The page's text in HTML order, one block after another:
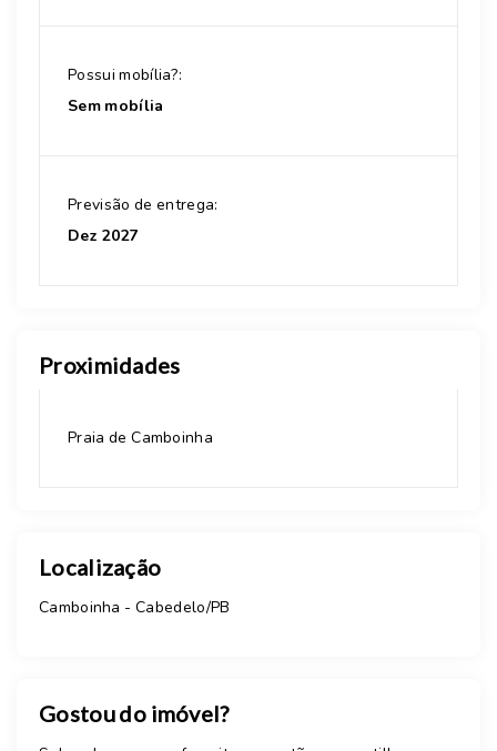
Possui mobília?:
Sem mobília
Previsão de entrega:
Dez 2027
Proximidades
Praia de Camboinha
Localização
Camboinha - Cabedelo/PB
Gostou do imóvel?